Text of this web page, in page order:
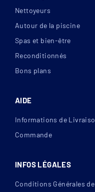
Nettoyeurs
Autour de la piscine
Spas et bien-être
Reconditionnés
Bons plans
AIDE
Informations de
Commande
INFOS LÉGALES
Conditions Générales